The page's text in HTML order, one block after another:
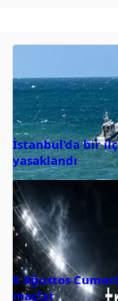
İstanbul’da bir
yasaklandı
8 Ağustos
maçlar